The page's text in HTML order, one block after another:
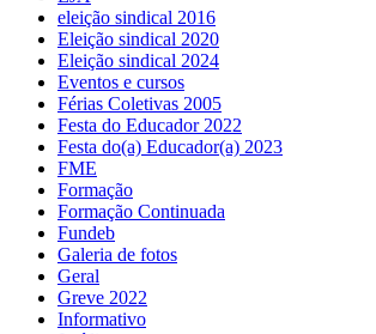
eleição sindical 2016
Eleição sindical 2020
Eleição sindical 2024
Eventos e cursos
Férias Coletivas 2005
Festa do Educador 2022
Festa do(a) Educador(a) 2023
FME
Formação
Formação Continuada
Fundeb
Galeria de fotos
Geral
Greve 2022
Informativo